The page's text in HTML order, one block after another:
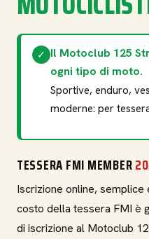
✓ Il Motoclub 125
ogni tipo di moto.
Sportive, enduro,
moderne: per
TESSERA FMI MEMBER
Iscrizione online, semplice
costo della tessera FMI è
di iscrizione al Motoclub